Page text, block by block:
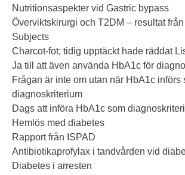
Nutritionsaspekter vid Gastric bypass
Överviktskirurgi och T2DM – resultat
Subjects
Charcot-fot; tidig upptäckt hade räddat
Ja till att även använda HbA1c för
Frågan är inte om utan när HbA1c införs
diagnoskriterium
Dags att införa HbA1c som
Hemlös med diabetes
Rapport från ISPAD
Antibiotikaprofylax i tandvården vid
Diabetes i arresten